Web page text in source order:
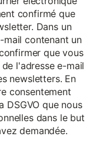
confirmé que
Dans un
mail contenant un
que vous
l'adresse e-mail
newsletters. En
consentement
DSGVO que nous
dans le but
demandée.